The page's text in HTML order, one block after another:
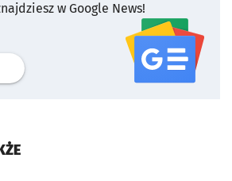
w Google News!
profil serwisu